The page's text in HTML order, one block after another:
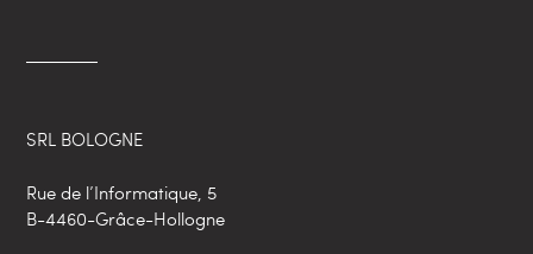
SRL BOLOGNE
Rue de l’Informatique, 5
B-4460-Grâce-Hollogne